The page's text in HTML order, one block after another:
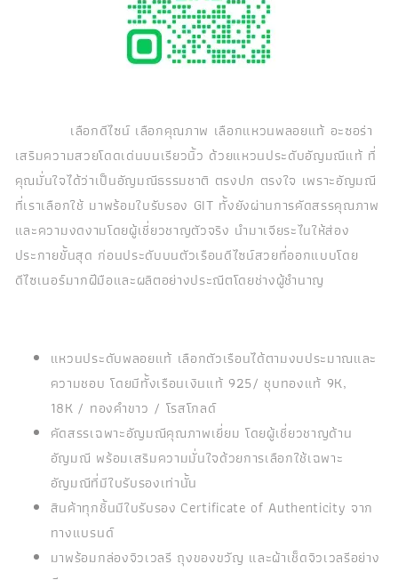
เลือกดีไซน์ เลือกคุณภาพ เลือกแหวนพลอยแท้ อะซอร่า
เสริมความสวยโดดเด่นบนเรียวนิ้ว ด้วยแหวนประดับอัญมณีแท้ ที่
คุณมั่นใจได้ว่าเป็นอัญมณีธรรมชาติ ตรงปก ตรงใจ เพราะอัญมณี
ที่เราเลือกใช้ มาพร้อมใบรับรอง GIT ทั้งยังผ่านการคัดสรรคุณภาพ
และความงดงามโดยผู้เชี่ยวชาญตัวจริง นำมาเจียระไนให้ส่อง
ประกายขั้นสุด ก่อนประดับบนตัวเรือนดีไซน์สวยที่ออกแบบโดย
ดีไซเนอร์มากฝีมือและผลิตอย่างประณีตโดยช่างผู้ชำนาญ
แหวนประดับพลอยแท้ เลือกตัวเรือนได้ตามงบประมาณและ
ความชอบ โดยมีทั้งเรือนเงินแท้ 925/ ชุบทองแท้ 9K,
18K / ทองคำขาว / โรสโกลด์
คัดสรรเฉพาะอัญมณีคุณภาพเยี่ยม โดยผู้เชี่ยวชาญด้าน
อัญมณี พร้อมเสริมความมั่นใจด้วยการเลือกใช้เฉพาะ
อัญมณีที่มีใบรับรองเท่านั้น
สินค้าทุกชิ้นมีใบรับรอง Certificate of Authenticity จาก
ทางแบรนด์
มาพร้อมกล่องจิวเวลรี ถุงของขวัญ และผ้าเช็ดจิวเวลรีอย่าง